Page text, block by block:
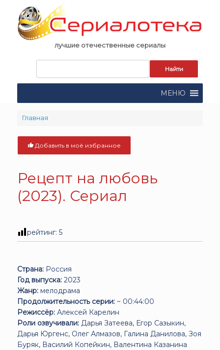
content
лучшие отечественные сериалы
поиска:
МЕНЮ
Главная
Добавить в моё избранное
Рецепт на любовь
(2023). Сериал
рейтинг: 5
Страна: Россия
Год выпуска: 2023
Жанр: мелодрама
Продолжительность серии: ~ 00:44:00
Режиссёр: Алексей Карелин
Роли озвучивали: Дарья Затеева, Егор Сазыкин,
Дарья Юргенс, Олег Алмазов, Галина Данилова, Зоя
Буряк, Василий Копейкин, Валентина Казанина